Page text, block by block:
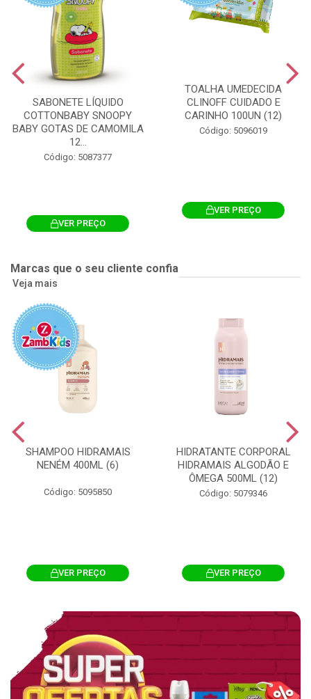
SABONETE LÍQUIDO
COTTONBABY SNOOPY
BABY GOTAS DE CAMOMILA
12...
Código: 5087377
VER PREÇO
TOALHA UMEDECIDA
CLINOFF CUIDADO E
CARINHO 100UN (12)
Código: 5096019
VER PREÇO
Marcas que o seu cliente confia
Veja mais
SHAMPOO HIDRAMAIS
NENÉM 400ML (6)
Código: 5095850
VER PREÇO
HIDRATANTE CORPORAL
HIDRAMAIS ALGODÃO E
ÔMEGA 500ML (12)
Código: 5079346
VER PREÇO